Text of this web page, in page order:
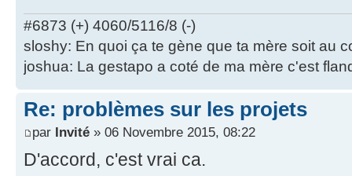
#6873 (+) 4060/5116/8 (-)
sloshy: En quoi ça te gène que ta mère soit au
joshua: La gestapo a coté de ma mère c'est
Re: problèmes sur les projets
par Invité » 06 Novembre 2015, 08:22
D'accord, c'est vrai ca.